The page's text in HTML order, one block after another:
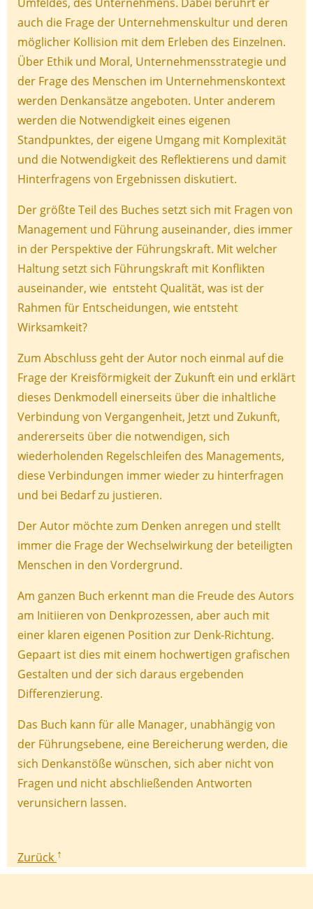
auch die Frage der Unternehmenskultur und deren
möglicher Kollision mit dem Erleben des Einzelnen.
Über Ethik und Moral, Unternehmensstrategie und
der Frage des Menschen im Unternehmenskontext
werden Denkansätze angeboten. Unter anderem
werden die Notwendigkeit eines eigenen
Standpunktes, der eigene Umgang mit Komplexität
und die Notwendigkeit des Reflektierens und damit
Hinterfragens von Ergebnissen diskutiert.
Der größte Teil des Buches setzt sich mit Fragen von
Management und Führung auseinander, dies immer
in der Perspektive der Führungskraft. Mit welcher
Haltung setzt sich Führungskraft mit Konflikten
auseinander, wie entsteht Qualität, was ist der
Rahmen für Entscheidungen, wie entsteht
Wirksamkeit?
Zum Abschluss geht der Autor noch einmal auf die
Frage der Kreisförmigkeit der Zukunft ein und erklärt
dieses Denkmodell einerseits über die inhaltliche
Verbindung von Vergangenheit, Jetzt und Zukunft,
andererseits über die notwendigen, sich
wiederholenden Regelschleifen des Managements,
diese Verbindungen immer wieder zu hinterfragen
und bei Bedarf zu justieren.
Der Autor möchte zum Denken anregen und stellt
immer die Frage der Wechselwirkung der beteiligten
Menschen in den Vordergrund.
Am ganzen Buch erkennt man die Freude des Autors
am Initiieren von Denkprozessen, aber auch mit
einer klaren eigenen Position zur Denk-Richtung.
Gepaart ist dies mit einem hochwertigen grafischen
Gestalten und der sich daraus ergebenden
Differenzierung.
Das Buch kann für alle Manager, unabhängig von
der Führungsebene, eine Bereicherung werden, die
sich Denkanstöße wünschen, sich aber nicht von
Fragen und nicht abschließenden Antworten
verunsichern lassen.
Zurück ↑